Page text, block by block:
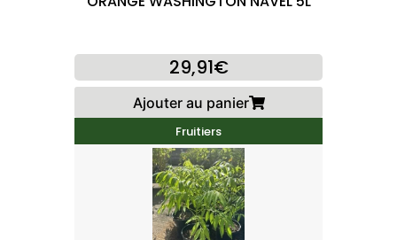
29,91€
Ajouter au panier
Fruitiers